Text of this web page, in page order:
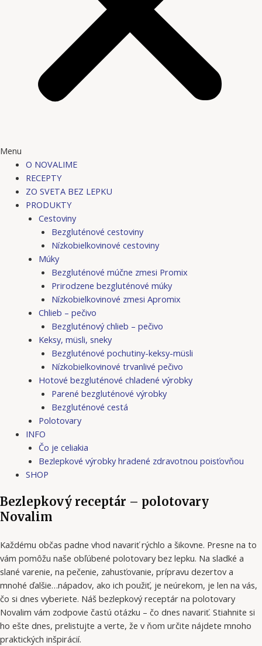
Menu
O NOVALIME
RECEPTY
ZO SVETA BEZ LEPKU
PRODUKTY
Cestoviny
Bezgluténové cestoviny
Nízkobielkovinové cestoviny
Múky
Bezgluténové múčne zmesi Promix
Prirodzene bezgluténové múky
Nízkobielkovinové zmesi Apromix
Chlieb – pečivo
Bezgluténový chlieb – pečivo
Keksy, müsli, sneky
Bezgluténové pochutiny-keksy-müsli
Nízkobielkovinové trvanlivé pečivo
Hotové bezgluténové chladené výrobky
Parené bezgluténové výrobky
Bezgluténové cestá
Polotovary
INFO
Čo je celiakia
Bezlepkové výrobky hradené zdravotnou poisťovňou
SHOP
Bezlepkový receptár – polotovary
Novalim
Každému občas padne vhod navariť rýchlo a šikovne. Presne na to
vám pomôžu naše obľúbené polotovary bez lepku. Na sladké a
slané varenie, na pečenie, zahusťovanie, prípravu dezertov a
mnohé ďalšie…nápadov, ako ich použiť, je neúrekom, je len na vás,
čo si dnes vyberiete. Náš bezlepkový receptár na polotovary
Novalim vám zodpovie častú otázku – čo dnes navariť. Stiahnite si
ho ešte dnes, prelistujte a verte, že v ňom určite nájdete mnoho
praktických inšpirácií.